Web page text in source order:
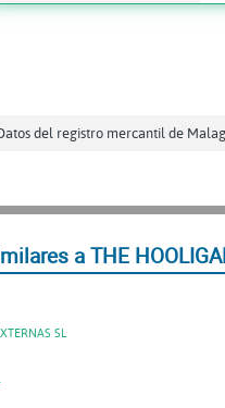
del registro mercantil de
a THE
SL